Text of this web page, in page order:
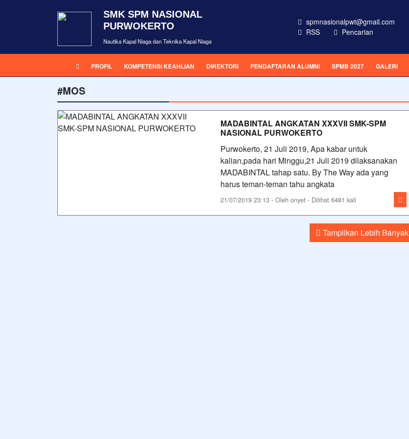
SMK SPM NASIONAL
PURWOKERTO
Nautika Kapal Niaga dan Teknika Kapal Niaga
spmnasionalpwt@gmail.com
RSS
Pencarian
PROFIL KOMPETENSI KEAHLIAN DIREKTORI PENDAFTARAN ALUMNI SPMB 2027 GALERI
#MOS
MADABINTAL ANGKATAN XXXVII SMK-SPM
NASIONAL PURWOKERTO
Purwokerto, 21 Juli 2019, Apa kabar untuk
kalian,pada hari Minggu,21 Juli 2019 dilaksanakan
MADABINTAL tahap satu. By The Way ada yang
harus teman-teman tahu angkata
21/07/2019 23:13 - Oleh onyet - Dilihat 6481 kali
Tampilkan Lebih Banyak